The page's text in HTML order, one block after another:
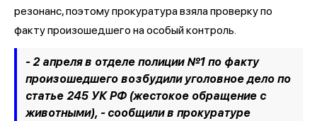
резонанс, поэтому прокуратура взяла проверку по
факту произошедшего на особый контроль.
- 2 апреля в отделе полиции №1 по факту
произошедшего возбудили уголовное дело по
статье 245 УК РФ (жестокое обращение с
животными), -сообщили в прокуратуре